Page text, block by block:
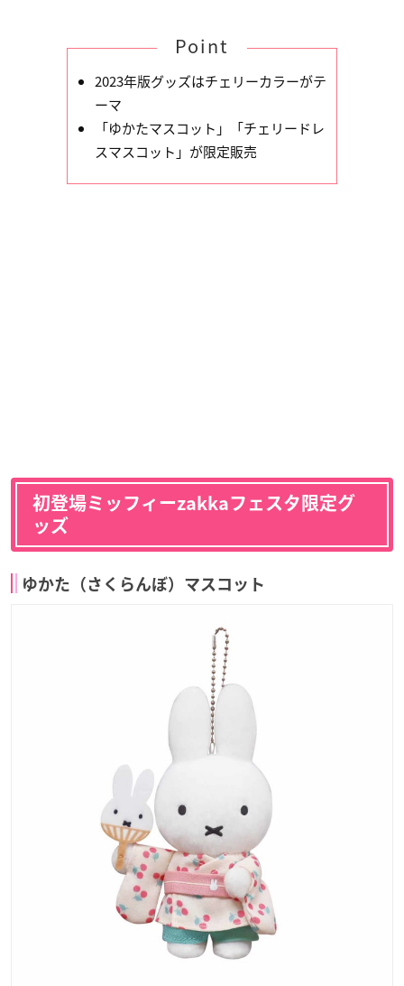
Point
2023年版グッズはチェリーカラーがテ
ーマ
「ゆかたマスコット」「チェリードレ
スマスコット」が限定販売
初登場ミッフィーzakkaフェスタ限定グ
ッズ
ゆかた（さくらんぼ）マスコット